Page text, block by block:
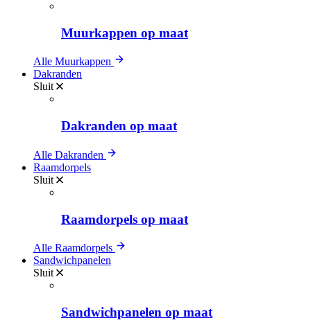
Muurkappen op maat
Alle Muurkappen
Dakranden
Sluit
Dakranden op maat
Alle Dakranden
Raamdorpels
Sluit
Raamdorpels op maat
Alle Raamdorpels
Sandwichpanelen
Sluit
Sandwichpanelen op maat